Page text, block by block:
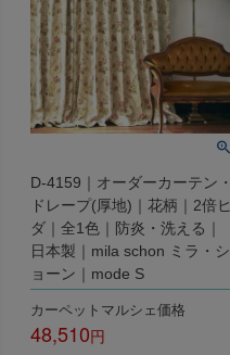
D-4159｜オーダーカーテン・
ドレープ(厚地)｜花柄｜2倍ヒ
ダ｜全1色｜防炎・洗える｜
日本製｜mila schon ミラ・シ
ョーン｜mode S
カーペットマルシェ価格
48,510